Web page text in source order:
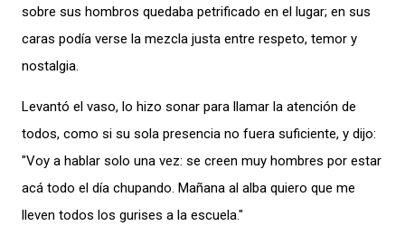
sobre sus hombros quedaba petrificado en el lugar; en sus
caras podía verse la mezcla justa entre respeto, temor y
nostalgia.
Levantó el vaso, lo hizo sonar para llamar la atención de
todos, como si su sola presencia no fuera suficiente, y dijo:
"Voy a hablar solo una vez: se creen muy hombres por estar
acá todo el día chupando. Mañana al alba quiero que me
lleven todos los gurises a la escuela."